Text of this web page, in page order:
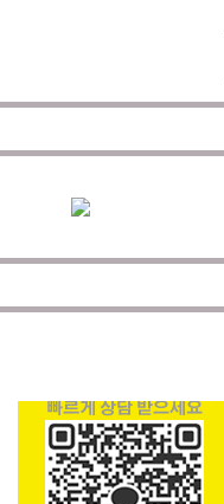
zeppelin wetsuits